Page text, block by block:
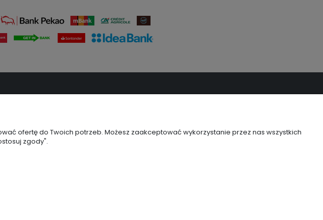
MOJE KONTO
Ustawienia konta
Przechowalnia
POMOC
Jak kupować ?
ofertę do Twoich potrzeb. Możesz zaakceptować wykorzystanie przez nas wszystkich
zgody".